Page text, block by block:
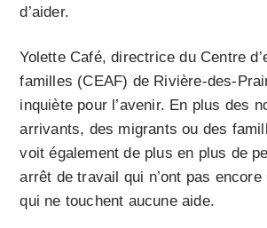
d’aider.
Yolette Café, directrice du Centre
familles (CEAF) de Rivière-des-
inquiète pour l’avenir. En plus des
arrivants, des migrants ou des
voit également de plus en plus de
arrêt de travail qui n’ont pas
qui ne touchent aucune aide.